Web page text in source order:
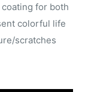
for both
colorful life
scratches